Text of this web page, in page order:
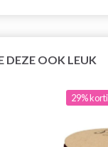
DEZE OOK LEUK
29%